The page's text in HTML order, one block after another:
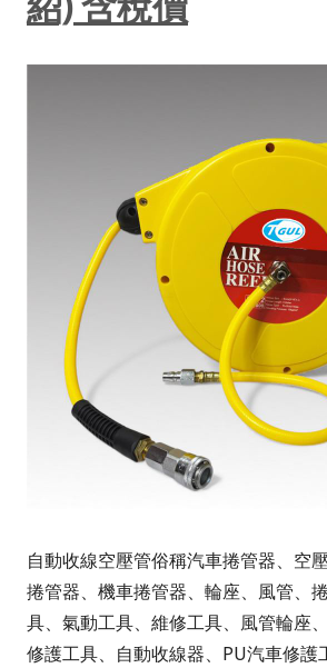
自動收線空壓管俗稱汽車捲管器、空
捲管器、機車捲管器、輪座、風管、
具、氣動工具、維修工具、風管輪座
修護工具、自動收線器、PU汽車修護